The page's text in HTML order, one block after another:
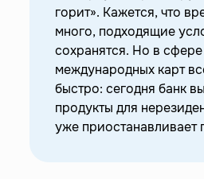
Upwork
—Сергей: успел открыть
жене не удалось
—Олег: «Пока нет времени
—Оксана: стремится
рубежом
—Ирина: важен Apple Pay, но
горит». Кажется, что
много, подходящие
сохранятся. Но в сфере
международных карт
быстро: сегодня банк
продукты для
уже приостанавливает